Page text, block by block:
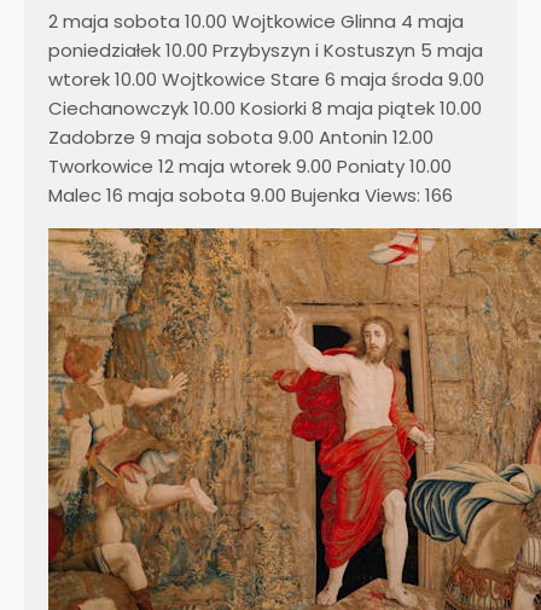
2 maja sobota 10.00 Wojtkowice Glinna 4 maja
poniedziałek 10.00 Przybyszyn i Kostuszyn 5 maja
wtorek 10.00 Wojtkowice Stare 6 maja środa 9.00
Ciechanowczyk 10.00 Kosiorki 8 maja piątek 10.00
Zadobrze 9 maja sobota 9.00 Antonin 12.00
Tworkowice 12 maja wtorek 9.00 Poniaty 10.00
Malec 16 maja sobota 9.00 Bujenka Views: 166